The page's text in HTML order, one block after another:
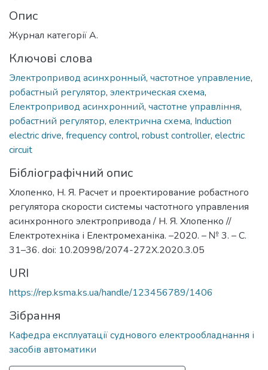
Опис
Журнал категорії А.
Ключові слова
Электропривод асинхронный, частотное управление,
робастный регулятор, электрическая схема,
Електропривод асинхронний, частотне управління,
робастний регулятор, електрична схема, Induction
electric drive, frequency control, robust controller, electric
circuit
Бібліографічний опис
Хлопенко, Н. Я. Расчет и проектирование робастного
регулятора скорости системы частотного управления
асинхронного электропривода / Н. Я. Хлопенко //
Електротехніка і Електромеханіка. –2020. – № 3. – С.
31–36. doi: 10.20998/2074-272X.2020.3.05
URI
https://rep.ksma.ks.ua/handle/123456789/1406
Зібрання
Кафедра експлуатації суднового електрообладнання і
засобів автоматики